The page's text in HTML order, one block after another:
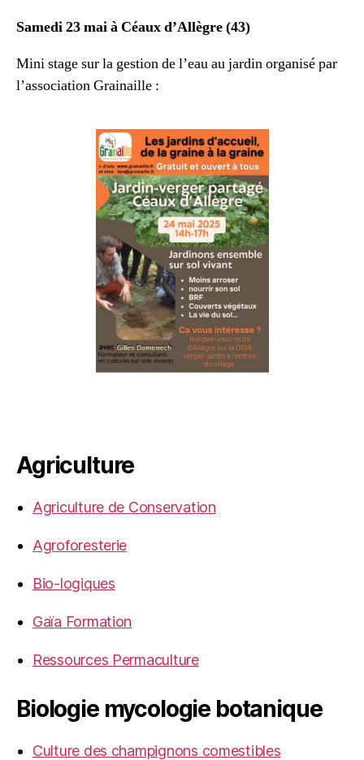
Samedi 23 mai à Céaux d’Allègre (43)
Mini stage sur la gestion de l’eau au jardin organisé par
l’association Grainaille :
Agriculture
Agriculture de Conservation
Agroforesterie
Bio-logiques
Gaïa Formation
Ressources Permaculture
Biologie mycologie botanique
Culture des champignons comestibles